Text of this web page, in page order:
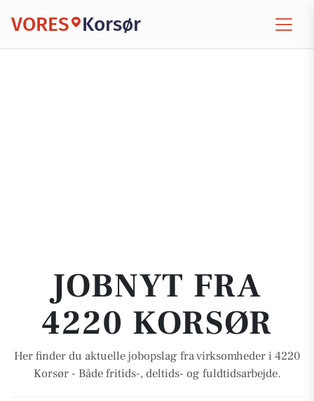
VORES Korsør
JOBNYT FRA
4220 KORSØR
Her finder du aktuelle jobopslag fra virksomheder i 4220
Korsør - Både fritids-, deltids- og fuldtidsarbejde.